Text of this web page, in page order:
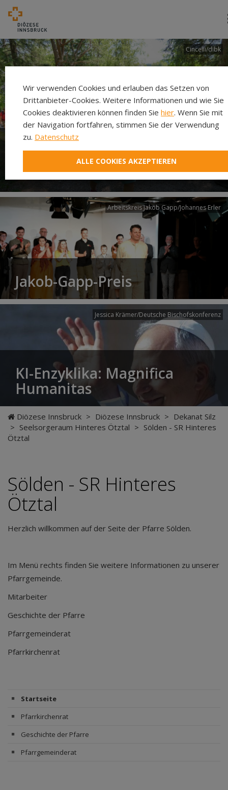
Cincelli/dibk
Neuer Pilgerweg Via
Laudato si’
Arbeitskreis Jakob Gapp/Johannes Erler
Jakob-Gapp-Preis
Jessica Krämer/Deutsche Bischofskonferenz
KI-Enzyklika: Magnifica
Humanitas
Diözese Innsbruck > Diözese Innsbruck > Dekanat Silz
> Seelsorgeraum Hinteres Ötztal > Sölden - SR Hinteres
Ötztal
Sölden - SR Hinteres
Ötztal
Herzlich willkommen auf der Seite der Pfarre Sölden.
Im Menü rechts finden Sie weitere Informationen zu unserer
Pfarrgemeinde.
Mitarbeiter
Geschichte der Pfarre
Pfarrgemeinderat
Pfarrkirchenrat
Startseite
Pfarrkirchenrat
Geschichte der Pfarre
Pfarrgemeinderat
Wir verwenden Cookies und erlauben das Setzen von
Drittanbieter-Cookies. Weitere Informationen und wie Sie
Cookies deaktivieren können finden Sie hier. Wenn Sie mit
der Navigation fortfahren, stimmen Sie der Verwendung
zu. Datenschutz
ALLE COOKIES AKZEPTIEREN